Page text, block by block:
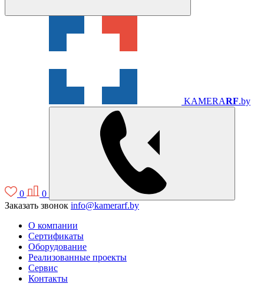
KAMERARF.by
0
0
Заказать звонок info@kamerarf.by
О компании
Сертификаты
Оборудование
Реализованные проекты
Сервис
Контакты